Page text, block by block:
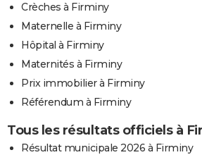
Crèches à Firminy
Maternelle à Firminy
Hôpital à Firminy
Maternités à Firminy
Prix immobilier à Firminy
Référendum à Firminy
Tous les résultats officiels à
Résultat municipale 2026 à Firminy